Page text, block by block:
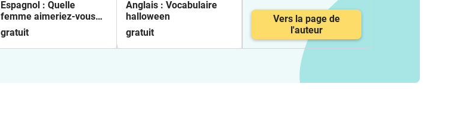
Espagnol : Quelle
femme aimeriez-vous
être ? / ¿Qué mujer te
gustaría ser
gratuit
Anglais : Vocabulaire
halloween
gratuit
Vers la page de
l'auteur